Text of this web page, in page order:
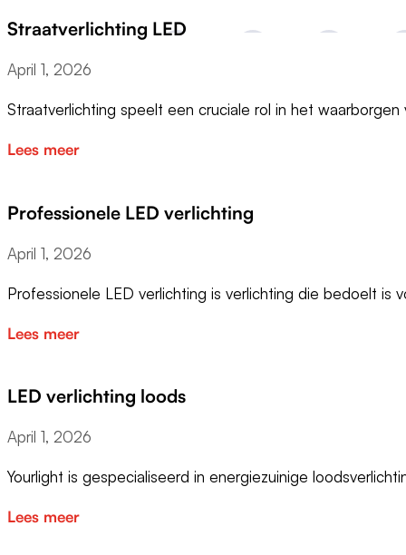
Straatverlichting LED
April 1, 2026
Straatverlichting speelt een cruciale rol in het
Lees meer
Professionele LED verlichting
April 1, 2026
Professionele LED verlichting is verlichting die bedoelt is
Lees meer
LED verlichting loods
April 1, 2026
Yourlight is gespecialiseerd in energiezuinige
Lees meer